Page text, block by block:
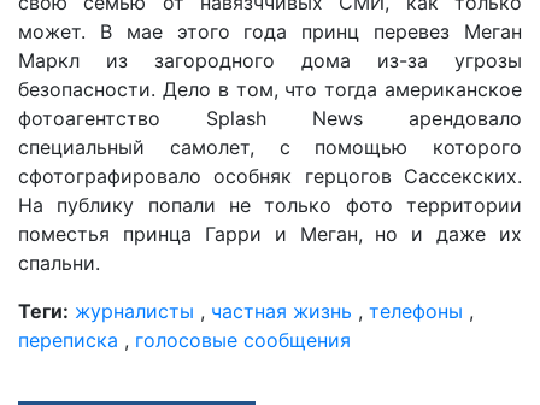
может. В мае этого года принц перевез Меган
Маркл из загородного дома из-за угрозы
безопасности. Дело в том, что тогда американское
фотоагентство Splash News арендовало
специальный самолет, с помощью которого
сфотографировало особняк герцогов Сассекских.
На публику попали не только фото территории
поместья принца Гарри и Меган, но и даже их
спальни.
Теги: журналисты , частная жизнь , телефоны ,
переписка , голосовые сообщения